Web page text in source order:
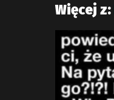
Więcej z: